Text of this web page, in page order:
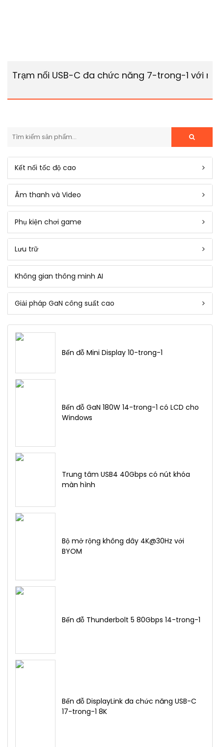
Trạm nối USB-C đa chức năng 7-trong-1 với
Kết nối tốc độ cao
Âm thanh và Video
Phụ kiện chơi game
Lưu trữ
Không gian thông minh AI
Giải pháp GaN công suất cao
Bến đỗ Mini Display 10-trong-1
Bến đỗ GaN 180W 14-trong-1 có LCD cho
Windows
Trung tâm USB4 40Gbps có nút khóa
màn hình
Bộ mở rộng không dây 4K@30Hz với
BYOM
Bến đỗ Thunderbolt 5 80Gbps 14-trong-1
Bến đỗ DisplayLink đa chức năng USB-C
17-trong-1 8K